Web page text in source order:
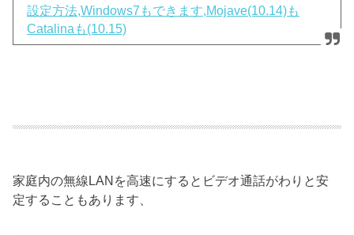
設定方法,Windows7もできます,Mojave(10.14)も
Catalinaも(10.15)
家庭内の無線LANを高速にするとビデオ通話がわりと安
定することもあります、